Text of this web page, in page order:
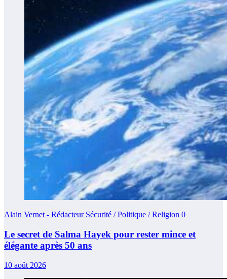
Alain Vernet - Rédacteur Sécurité / Politique / Religion 0
Le secret de Salma Hayek pour rester mince et
élégante après 50 ans
10 août 2026